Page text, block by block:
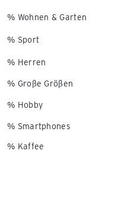
% Wohnen & Garten
% Sport
% Herren
% Große Größen
% Hobby
% Smartphones
% Kaffee